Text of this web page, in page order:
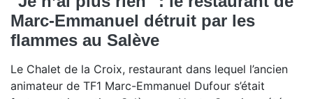
Marc-Emmanuel détruit par les
flammes au Salève
Le Chalet de la Croix, restaurant dans lequel l’ancien
animateur de TF1 Marc-Emmanuel Dufour s’était